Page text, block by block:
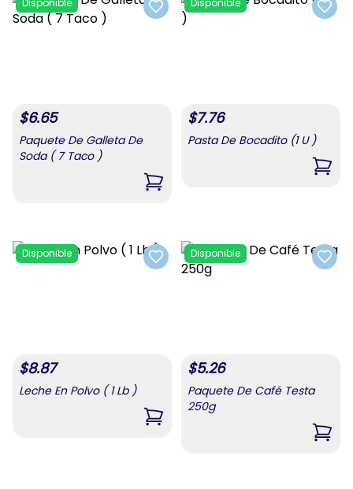
Add to favorites
Disponible
$6.65
Paquete De Galleta De
Soda ( 7 Taco )
,Paquete De Galleta De Soda ( 7
Add
Disponible
$7.76
Pasta De Bocadito (1 U )
,
Add to favorites
Disponible
$8.87
Leche En Polvo ( 1 Lb )
,
Add
Disponible
$5.26
Paquete De Café Testa
250g
,